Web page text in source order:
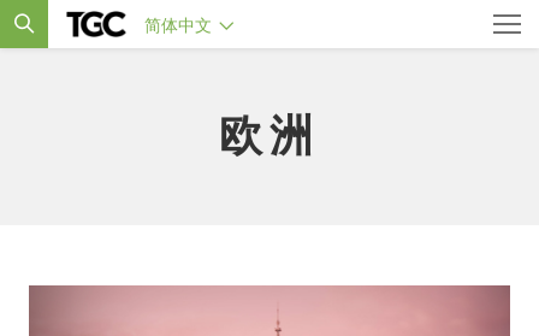
简体中文
欧洲